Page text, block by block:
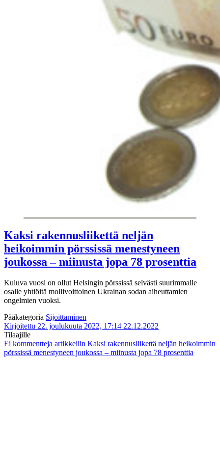
Kaksi rakennusliikettä neljän
heikoimmin pörssissä menestyneen
joukossa – miinusta jopa 78 prosenttia
Kuluva vuosi on ollut Helsingin pörssissä selvästi suurimmalle
osalle yhtiöitä mollivoittoinen Ukrainan sodan aiheuttamien
ongelmien vuoksi.
Pääkategoria Sijoittaminen
Kirjoitettu 22. joulukuuta 2022, 17:14 22.12.2022
Tilaajille
Ei kommentteja artikkeliin Kaksi rakennusliikettä neljän heikoimmin
pörssissä menestyneen joukossa – miinusta jopa 78 prosenttia